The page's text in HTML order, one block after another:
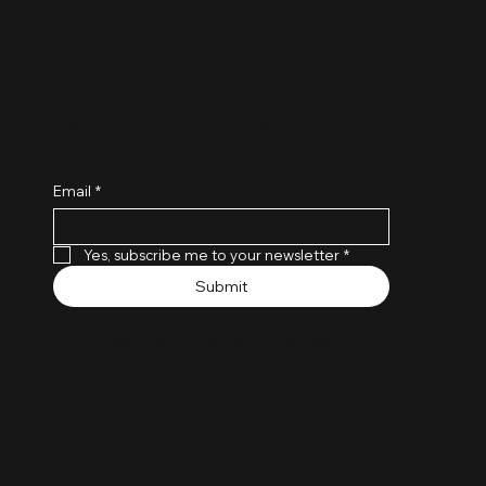
Email *
Yes, subscribe me to your newsletter *
Submit